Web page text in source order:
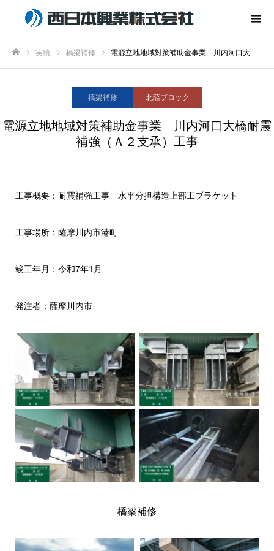
実績 橋梁補修 電源立地地域対策補助金事業 川内河口大橋耐震補強（Ａ２支承）工事
橋梁補修 北薩ブロック
電源立地地域対策補助金事業 川内河口大橋耐震
補強（Ａ２支承）工事
工事概要：耐震補強工事 水平分担構造上部工ブラケット
工事場所：薩摩川内市港町
竣工年月：令和7年1月
発注者：薩摩川内市
橋梁補修